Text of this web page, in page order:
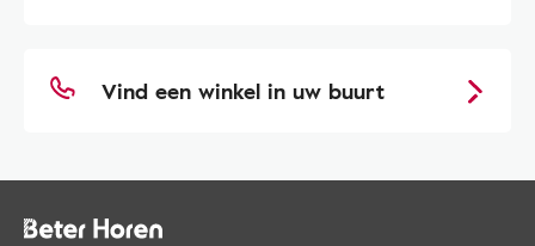
Vind een winkel in uw buurt